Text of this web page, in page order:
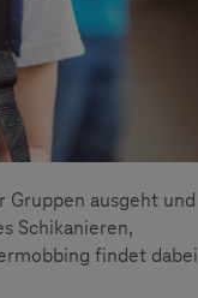
Gruppen ausgeht und
Schikanieren,
findet dabei